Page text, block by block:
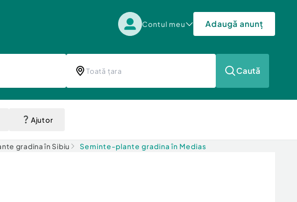
Contul meu Adaugă anunț
Caută
Ajutor
gradina în Sibiu Seminte-plante gradina în Medias